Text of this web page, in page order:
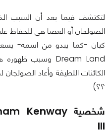
كيان -كما يبدو من اسمه-
الكائنات اللطيفة وأعاد
؟؟)
III